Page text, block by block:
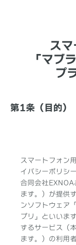
ス
「マブ
プ
第1条（目的）
スマートフォン
イバシーポリシ
合同会社
ます。）が提供
ンソフトウェア
プリ」といいま
するサービス（
ます。）の利用